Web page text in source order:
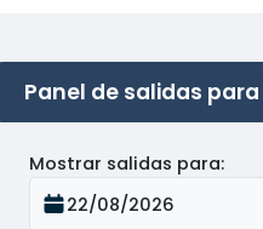
Panel de salidas
Mostrar salidas para:
22/08/2026